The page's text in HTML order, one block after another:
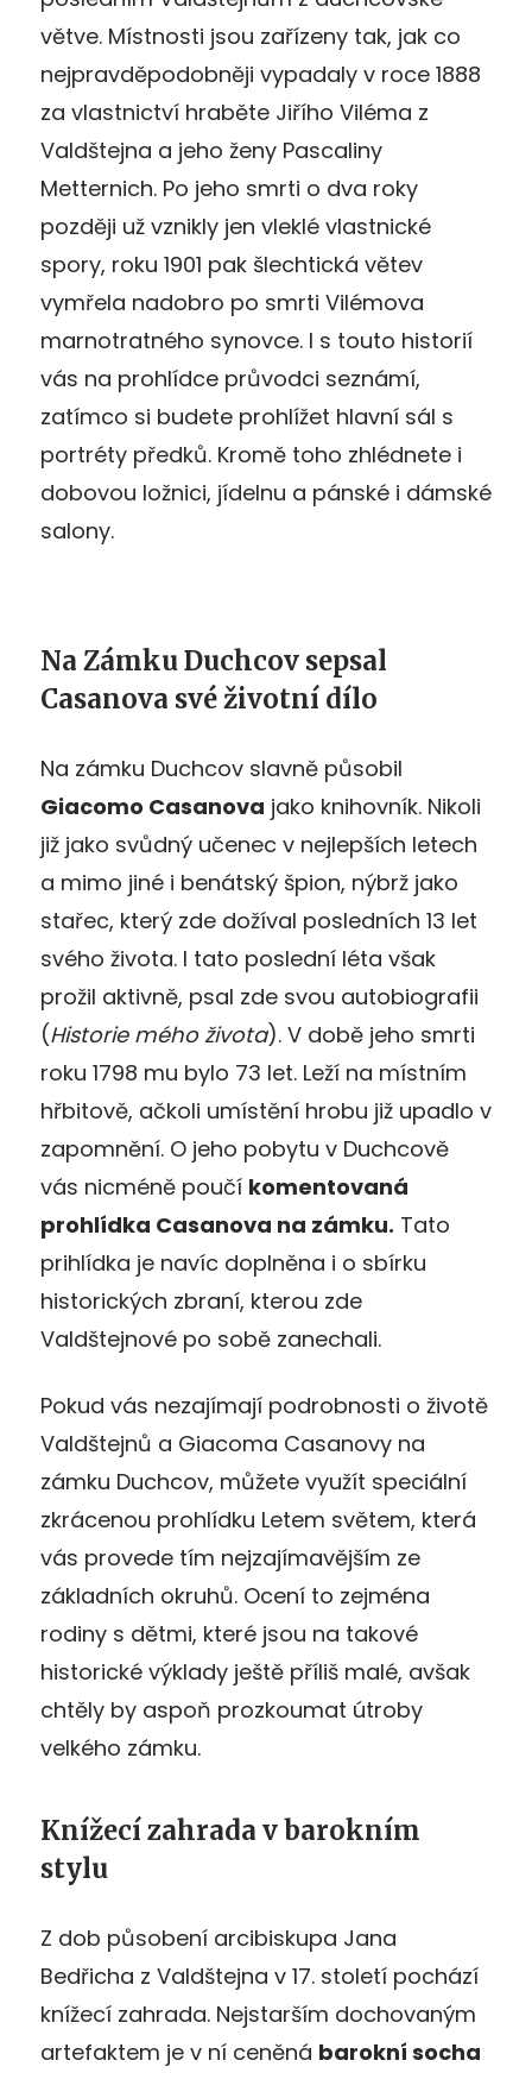
větve. Místnosti jsou zařízeny tak, jak co
nejpravděpodobněji vypadaly v roce 1888
za vlastnictví hraběte Jiřího Viléma z
Valdštejna a jeho ženy Pascaliny
Metternich. Po jeho smrti o dva roky
později už vznikly jen vleklé vlastnické
spory, roku 1901 pak šlechtická větev
vymřela nadobro po smrti Vilémova
marnotratného synovce. I s touto historií
vás na prohlídce průvodci seznámí,
zatímco si budete prohlížet hlavní sál s
portréty předků. Kromě toho zhlédnete i
dobovou ložnici, jídelnu a pánské i dámské
salony.
Na Zámku Duchcov sepsal
Casanova své životní dílo
Na zámku Duchcov slavně působil
Giacomo Casanova jako knihovník. Nikoli
již jako svůdný učenec v nejlepších letech
a mimo jiné i benátský špion, nýbrž jako
stařec, který zde dožíval posledních 13 let
svého života. I tato poslední léta však
prožil aktivně, psal zde svou autobiografii
(Historie mého života). V době jeho smrti
roku 1798 mu bylo 73 let. Leží na místním
hřbitově, ačkoli umístění hrobu již upadlo v
zapomnění. O jeho pobytu v Duchcově
vás nicméně poučí komentovaná
prohlídka Casanova na zámku. Tato
prihlídka je navíc doplněna i o sbírku
historických zbraní, kterou zde
Valdštejnové po sobě zanechali.
Pokud vás nezajímají podrobnosti o životě
Valdštejnů a Giacoma Casanovy na
zámku Duchcov, můžete využít speciální
zkrácenou prohlídku Letem světem, která
vás provede tím nejzajímavějším ze
základních okruhů. Ocení to zejména
rodiny s dětmi, které jsou na takové
historické výklady ještě příliš malé, avšak
chtěly by aspoň prozkoumat útroby
velkého zámku.
Knížecí zahrada v barokním
stylu
Z dob působení arcibiskupa Jana
Bedřicha z Valdštejna v 17. století pochází
knížecí zahrada. Nejstarším dochovaným
artefaktem je v ní ceněná barokní socha